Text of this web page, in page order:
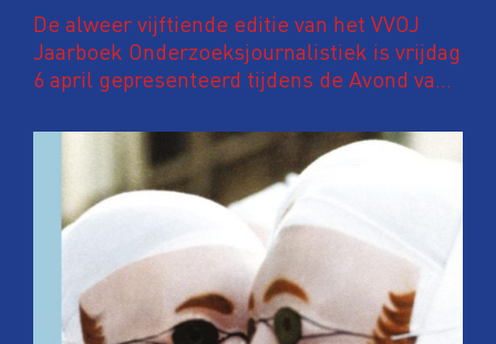
De alweer vijftiende editie van het VVOJ
Jaarboek Onderzoeksjournalistiek is vrijdag
6 april gepresenteerd tijdens de Avond van
Zwijger in Amsterdam. In deze
jubileumuitgave een speciaal katern met
kleurenfoto’s waarop ANP-fotografen een
jaar onderzoeksjournalistiek in beeld
brengen.